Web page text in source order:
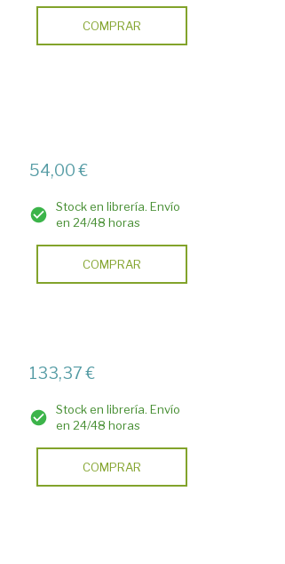
COMPRAR
54,00 €
Stock en librería. Envío
en 24/48 horas
COMPRAR
133,37 €
Stock en librería. Envío
en 24/48 horas
COMPRAR